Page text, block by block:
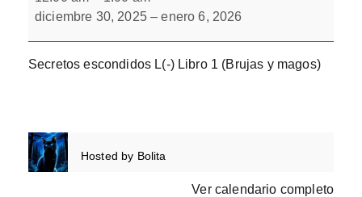
L(-)
Libro
diciembre 30, 2025 –enero 6, 2026
Secretos escondidos L(-) Libro 1 (Brujas y magos)
Hosted by Bolita
Ver calendario completo